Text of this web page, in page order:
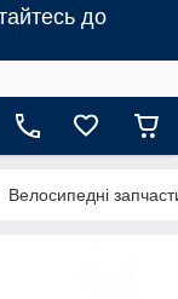
до
Велосипедні